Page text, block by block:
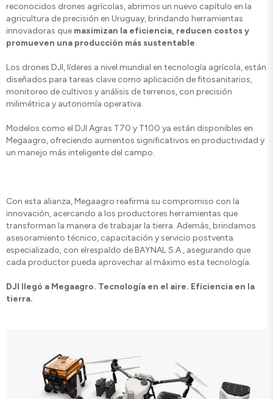
reconocidos drones agrícolas, abrimos un nuevo capítulo en la
agricultura de precisión en Uruguay, brindando herramientas
innovadoras que maximizan la eficiencia, reducen costos y
promueven una producción más sustentable.
Los drones DJI, líderes a nivel mundial en tecnología agrícola, están
diseñados para tareas clave como aplicación de fitosanitarios,
monitoreo de cultivos y análisis de terrenos, con precisión
milimétrica y autonomía operativa.
Modelos como el DJI Agras T70 y T100 ya están disponibles en
Megaagro, ofreciendo aumentos significativos en productividad y
un manejo más inteligente del campo.
Con esta alianza, Megaagro reafirma su compromiso con la
innovación, acercando a los productores herramientas que
transforman la manera de trabajar la tierra. Además, brindamos
asesoramiento técnico, capacitación y servicio postventa
especializado, con elrespaldo de BAYNAL S.A., asegurando que
cada productor pueda aprovechar al máximo esta tecnología.
DJI llegó a Megaagro. Tecnología en el aire. Eficiencia en la
tierra.